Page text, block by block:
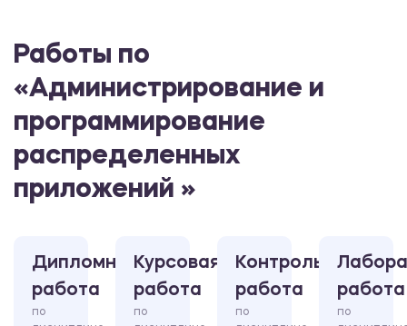
Работы по
«Администрирование и
программирование
распределенных
приложений »
Дипломная
работа
по
Курсовая
работа
по
Контрольная
работа
по
работа
по